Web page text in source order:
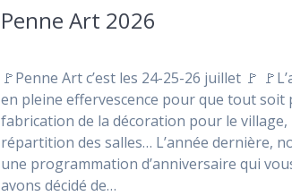
Penne Art 2026
🚩Penne Art c’est les 24-25-26 juillet 🚩
en pleine effervescence pour que tout soit
fabrication de la décoration pour le
répartition des salles… L’année dernière,
une programmation d’anniversaire qui
avons décidé de…